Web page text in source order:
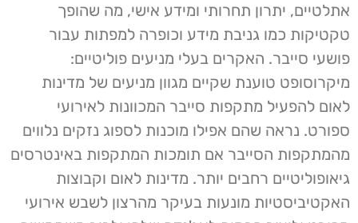
אתלטיים, יתרון תחרותי ומידע אישי, מה שהופך
טקטיקות כמו גניבת מידע וכופרה למפתות עבור
פושעי סייבר. האקרים בעלי מניעים פוליטיים:
מיקרוסופט טוענת שקיים מגוון מניעים של מדינות
לאום להפעיל מתקפות סייבר המכוונות לאירועי
ספורט. נראה שהם אפילו מוכנות לספוג נזקים נלווים
מהמתקפות הסייבר אם תומכות המתקפות באינטרסים
גיאופוליטיים רחבים יותר. מדינות לאום וקבוצות
האקטיביסטיות מונעות בעיקר מהרצון לשבש אירועי